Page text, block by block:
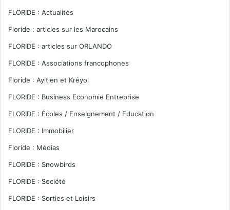
FLORIDE : Actualités
Floride : articles sur les Marocains
FLORIDE : articles sur ORLANDO
FLORIDE : Associations francophones
Floride : Ayitien et Kréyol
FLORIDE : Business Economie Entreprise
FLORIDE : Écoles / Enseignement / Education
FLORIDE : Immobilier
Floride : Médias
FLORIDE : Snowbirds
FLORIDE : Société
FLORIDE : Sorties et Loisirs